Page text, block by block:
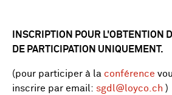
INSCRIPTION POUR L'OBTENTION
DE PARTICIPATION UNIQUEMENT.
(pour participer à la conférence
inscrire par email: sgdl@loyco.ch )